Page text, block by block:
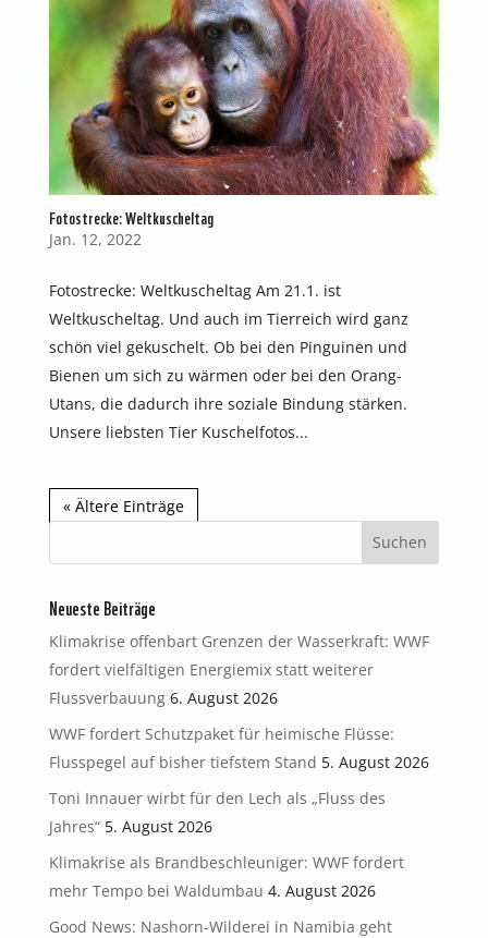
Fotostrecke: Weltkuscheltag
Jan. 12, 2022
Fotostrecke: Weltkuscheltag Am 21.1. ist
Weltkuscheltag. Und auch im Tierreich wird ganz
schön viel gekuschelt. Ob bei den Pinguinen und
Bienen um sich zu wärmen oder bei den Orang-
Utans, die dadurch ihre soziale Bindung stärken.
Unsere liebsten Tier Kuschelfotos...
« Ältere Einträge
Neueste Beiträge
Klimakrise offenbart Grenzen der Wasserkraft: WWF
fordert vielfältigen Energiemix statt weiterer
Flussverbauung 6. August 2026
WWF fordert Schutzpaket für heimische Flüsse:
Flusspegel auf bisher tiefstem Stand 5. August 2026
Toni Innauer wirbt für den Lech als „Fluss des
Jahres“ 5. August 2026
Klimakrise als Brandbeschleuniger: WWF fordert
mehr Tempo bei Waldumbau 4. August 2026
Good News: Nashorn-Wilderei in Namibia geht
Zustimmen Ablehnen